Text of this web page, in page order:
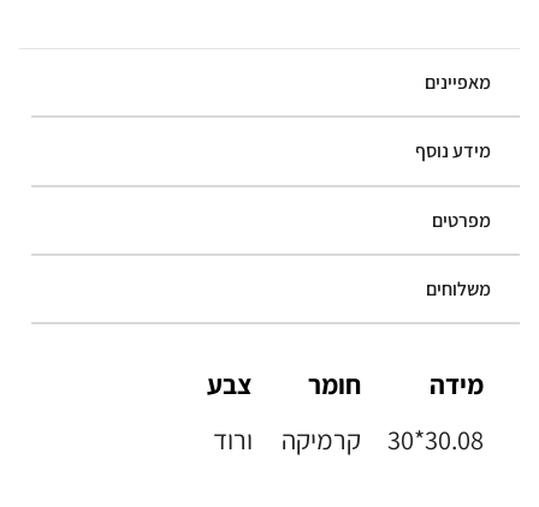
מאפיינים
מידע נוסף
מפרטים
משלוחים
מידה
30*30.08
חומר
קרמיקה
צבע
ורוד